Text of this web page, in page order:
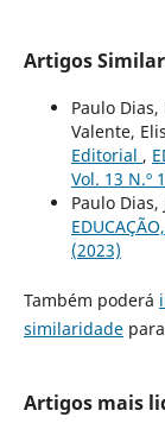
Artigos
Paulo
Valente,
Editorial ,
Vol. 13 N.º
Paulo Dias,
(2023)
Também poderá
similaridade
Artigos mais